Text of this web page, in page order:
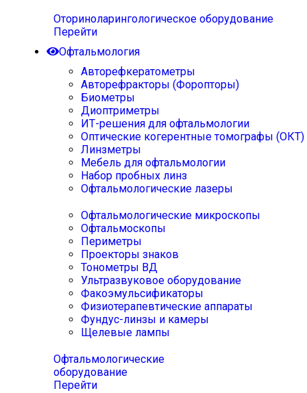
Оториноларингологическое оборудование
Перейти
Офтальмология
Авторефкератометры
Авторефракторы (Форопторы)
Биометры
Диоптриметры
ИТ-решения для офтальмологии
Оптические когерентные томографы (ОКТ)
Линзметры
Мебель для офтальмологии
Набор пробных линз
Офтальмологические лазеры
Офтальмологические микроскопы
Офтальмоскопы
Периметры
Проекторы знаков
Тонометры ВД
Ультразвуковое оборудование
Факоэмульсификаторы
Физиотерапевтические аппараты
Фундус-линзы и камеры
Щелевые лампы
Офтальмологические
оборудование
Перейти